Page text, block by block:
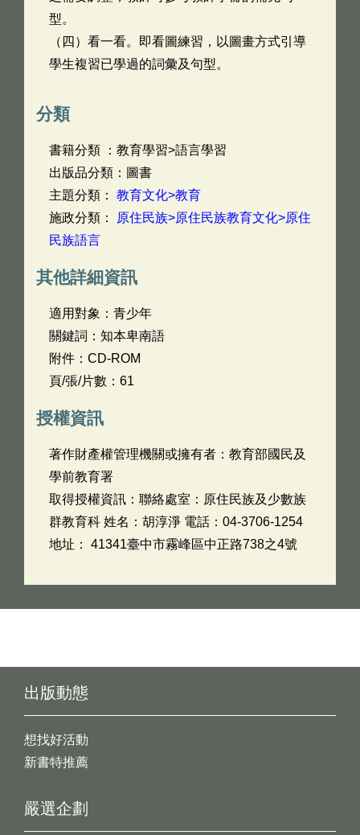
型。
（四）看一看。即看圖練習，以圖畫方式引導
學生複習已學過的詞彙及句型。
分類
書籍分類 ：教育學習>語言學習
出版品分類：圖書
主題分類： 教育文化>教育
施政分類：
原住民族>原住民族教育文化>原住
民族語言
其他詳細資訊
適用對象：青少年
關鍵詞：知本卑南語
附件：CD-ROM
頁/張/片數：61
授權資訊
著作財產權管理機關或擁有者：教育部國民及
學前教育署
取得授權資訊：聯絡處室：原住民族及少數族
群教育科 姓名：胡淳淨 電話：04-3706-1254
地址： 41341臺中市霧峰區中正路738之4號
出版動態
想找好活動
新書特推薦
嚴選企劃